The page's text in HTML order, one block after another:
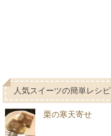
人気スイーツの簡単レシピ
栗の寒天寄せ